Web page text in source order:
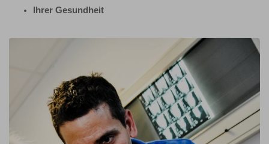
Ihrer Gesundheit